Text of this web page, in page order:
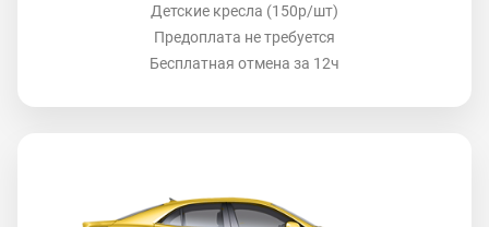
Детские кресла (150р/шт)
Предоплата не требуется
Бесплатная отмена за 12ч